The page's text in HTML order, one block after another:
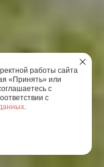
работы сайта
«Принять» или
с
с
.